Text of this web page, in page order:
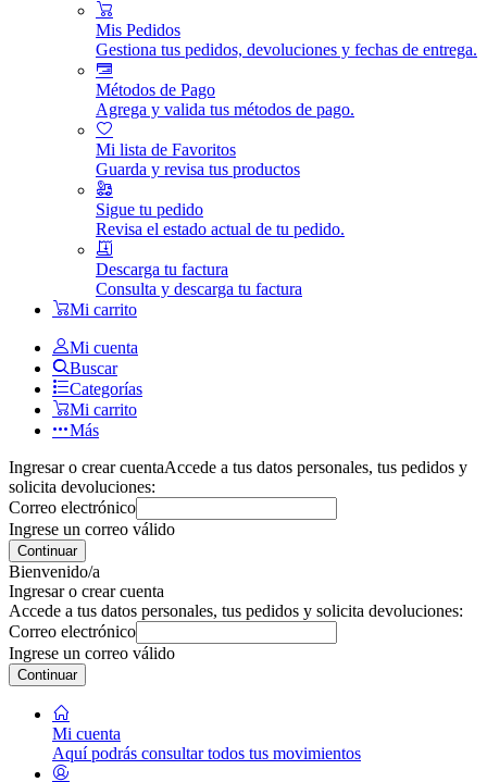
Mis Pedidos
Gestiona tus pedidos, devoluciones y fechas de entrega.
Métodos de Pago
Agrega y valida tus métodos de pago.
Mi lista de Favoritos
Guarda y revisa tus productos
Sigue tu pedido
Revisa el estado actual de tu pedido.
Descarga tu factura
Consulta y descarga tu factura
Mi carrito
Mi cuenta
Buscar
Categorías
Mi carrito
Más
Ingresar o crear cuentaAccede a tus datos personales, tus pedidos y
solicita devoluciones:
Correo electrónico
Ingrese un correo válido
Continuar
Bienvenido/a
Ingresar o crear cuenta
Accede a tus datos personales, tus pedidos y solicita devoluciones:
Correo electrónico
Ingrese un correo válido
Continuar
Mi cuenta
Aquí podrás consultar todos tus movimientos